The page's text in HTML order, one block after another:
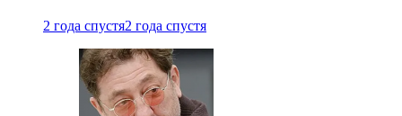
2 года спустя2 года спустя